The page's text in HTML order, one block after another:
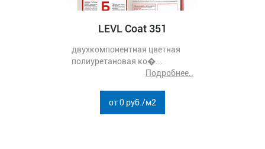
LEVL Coat 351
двухкомпонентная цветная
полиуретановая ко�...
Подробнее..
от 0 руб./м2